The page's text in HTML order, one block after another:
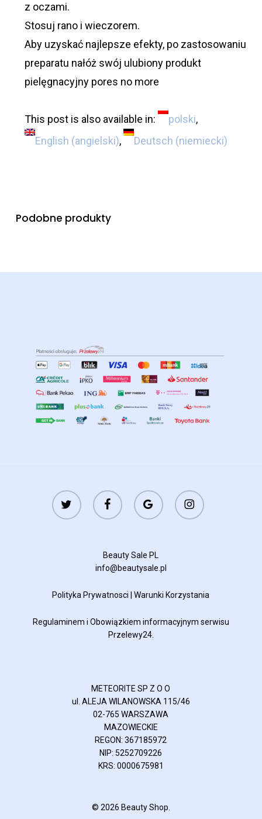
z oczami.
Stosuj rano i wieczorem.
Aby uzyskać najlepsze efekty, po zastosowaniu
preparatu nałóż swój ulubiony produkt
pielęgnacyjny pores no more
This post is also available in:
polski
English (angielski) Deutsch (niemiecki)
Podobne produkty
twitter facebook
google-
plus
instagram
Beauty Sale PL
info@beautysale.pl
Polityka Prywatnosci |Warunki Korzystania
Regulaminem i Obowiązkiem informacyjnym serwisu
Przelewy24.
METEORITE SP Z O O
ul. ALEJA WILANOWSKA 115/46
02-765 WARSZAWA
MAZOWIECKIE
REGON: 367185972
NIP: 5252709226
KRS: 0000675981
© 2026 Beauty Shop.